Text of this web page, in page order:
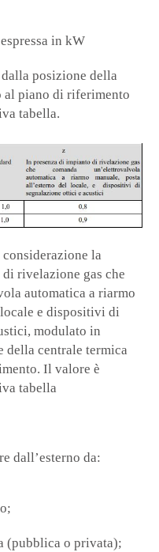
in kW
posizione della
al piano di riferimento
tabella.
la
rivelazione gas che
automatica a riarmo
e dispositivi di
modulato in
della centrale termica
Il valore è
tabella
dall’esterno da:
(pubblica o privata);